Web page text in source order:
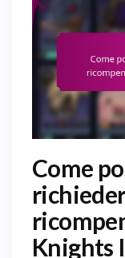
Come
Knights